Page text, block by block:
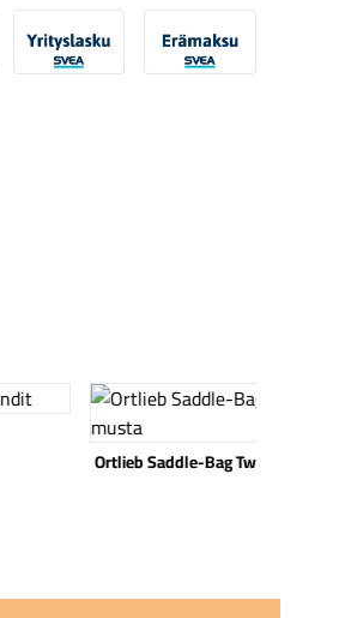
Svea yrityslaskuSvea erämaksu
Katso tuote
Ortlieb Saddle-Bag Two 4.1L musta